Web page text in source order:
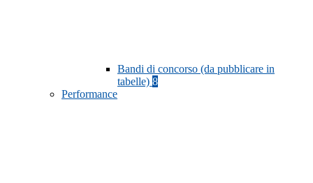
Bandi di concorso (da pubblicare in
tabelle) 8
Performance